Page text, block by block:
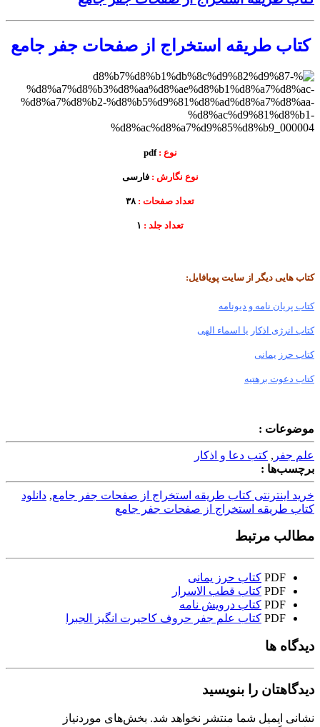
کتاب طریقه استخراج از صفحات جفر جامع
نوع : pdf
نوع نگارش : فارسی
تعداد صفحات : ۳۸
تعداد جلد :
کتاب هایی دیگر از سایت پویافایل:
کتاب پریان نامه و دیونامه
کتاب انرژی اذکار یا اسماء الهی
کتاب حرز یمانی
کتاب دعوت برهتیه
موضوعات :
علم جفر , کتب دعا و اذکار
برچسب‌ها :
خرید اینترنتی کتاب طریقه استخراج از صفحات جفر جامع, دانلود
کتاب طریقه استخراج از صفحات جفر جامع
مطالب مرتبط
PDF کتاب حرز یمانی
PDF کتاب قطب الاسرار
PDF کتاب درویش نامه
PDF کتاب علم جفر حروف کاحیرت انگیز الجبرا
دیدگاه ها
دیدگاهتان را بنویسید
نشانی ایمیل شما منتشر نخواهد شد. بخش‌های موردنیاز